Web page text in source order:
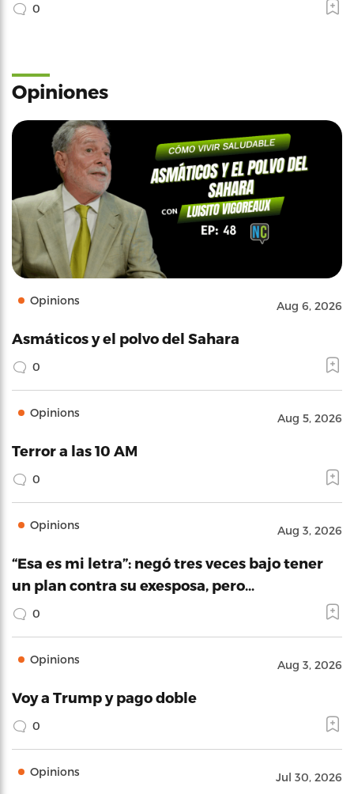
0
Opiniones
Opinions Aug 6, 2026
Asmáticos y el polvo del Sahara
0
Opinions Aug 5, 2026
Terror a las 10 AM
0
Opinions Aug 3, 2026
“Esa es mi letra”: negó tres veces bajo tener
un plan contra su exesposa, pero…
0
Opinions Aug 3, 2026
Voy a Trump y pago doble
0
Opinions Jul 30, 2026